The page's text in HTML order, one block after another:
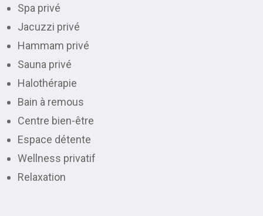
Spa privé
Jacuzzi privé
Hammam privé
Sauna privé
Halothérapie
Bain à remous
Centre bien-être
Espace détente
Wellness privatif
Relaxation